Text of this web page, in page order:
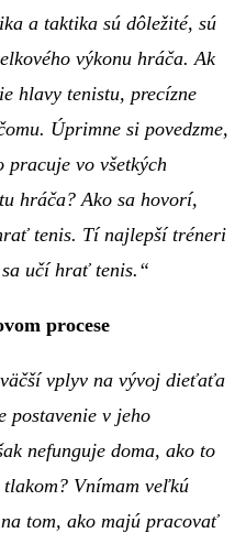
a taktika sú dôležité, sú
výkonu hráča. Ak
hlavy tenistu, precízne
Úprimne si povedzme,
vo všetkých
hráča? Ako sa hovorí,
tenis. Tí najlepší tréneri
učí hrať tenis.“
procese
vplyv na vývoj dieťaťa
postavenie v jeho
nefunguje doma, ako to
Vnímam veľkú
tom, ako majú pracovať